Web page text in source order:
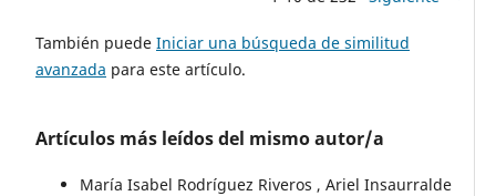
También puede Iniciar una búsqueda de similitud
avanzada para este artículo.
Artículos más leídos del mismo autor/a
María Isabel Rodríguez Riveros , Ariel Insaurralde